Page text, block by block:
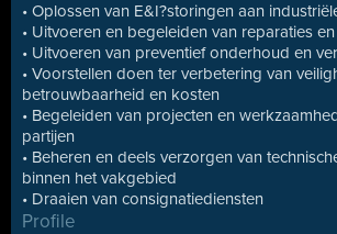
• Oplossen van E&I?storingen aan
• Uitvoeren en begeleiden van reparaties
• Uitvoeren van preventief onderhoud en
• Voorstellen doen ter verbetering van
betrouwbaarheid en kosten
• Begeleiden van projecten en
partijen
• Beheren en deels verzorgen van
binnen het vakgebied
• Draaien van consignatiediensten
Profile